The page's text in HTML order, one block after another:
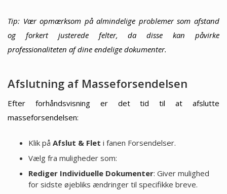
Tip: Vær opmærksom på almindelige problemer som afstand
og forkert justerede felter, da disse kan påvirke
professionaliteten af dine endelige dokumenter.
Afslutning af Masseforsendelsen
Efter forhåndsvisning er det tid til at afslutte
masseforsendelsen:
Klik på Afslut & Flet i fanen Forsendelser.
Vælg fra muligheder som:
Rediger Individuelle Dokumenter: Giver mulighed
for sidste øjebliks ændringer til specifikke breve.